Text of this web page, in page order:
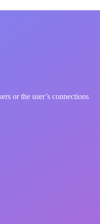
or the user’s connections